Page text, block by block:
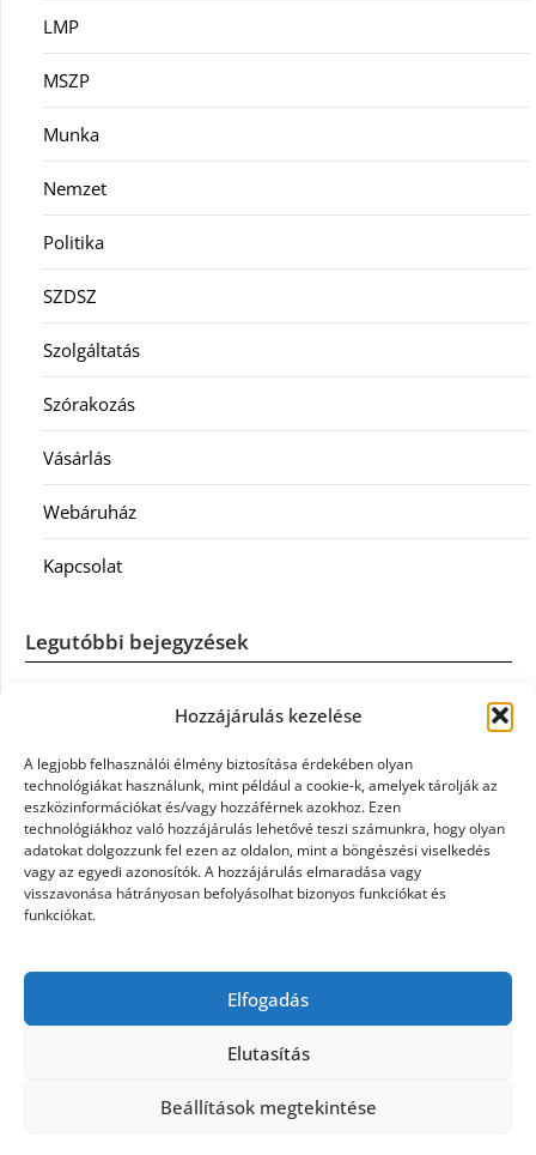
Hozzájárulás kezelése
A legjobb felhasználói élmény biztosítása érdekében olyan
technológiákat használunk, mint például a cookie-k, amelyek tárolják az
eszközinformációkat és/vagy hozzáférnek azokhoz. Ezen
technológiákhoz való hozzájárulás lehetővé teszi számunkra, hogy olyan
adatokat dolgozzunk fel ezen az oldalon, mint a böngészési viselkedés
vagy az egyedi azonosítók. A hozzájárulás elmaradása vagy
visszavonása hátrányosan befolyásolhat bizonyos funkciókat és
funkciókat.
Elfogadás
Elutasítás
Beállítások megtekintése
LMP
MSZP
Munka
Nemzet
Politika
SZDSZ
Szolgáltatás
Szórakozás
Vásárlás
Webáruház
Kapcsolat
Legutóbbi bejegyzések
Casco szélvédőcsere: mikor éri meg a biztosítást igénybe
Könyvelés: mikor érdemes könyvelőt váltani?
Szövetkezeti jog: miért elengedhetetlen a szakszerű jogi
háttér a biztonságos működéshez
Munkajogi ügyvéd: miért nem érdemes várni a jogi
Tüll anyag: elegancia és sokoldalúság a Szakatex
kínálatában